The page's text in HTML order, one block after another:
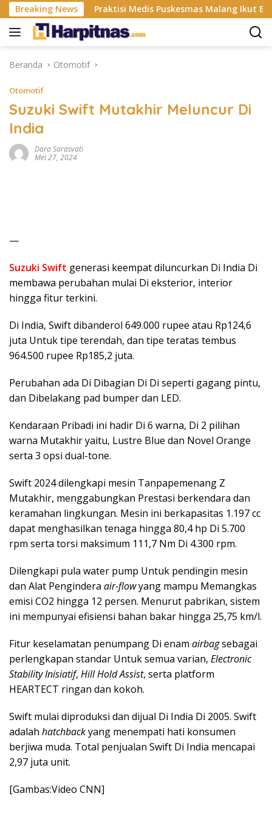
Langsung
ke
konten
Breaking News
ISP Praktisi Medis Puskesmas Malang Ikut Ejek
Beranda Otomotif
Otomotif
Suzuki Swift Mutakhir Meluncur Di
India
Dara Sarasvati
Mei 27, 2024
—
Suzuki Swift generasi keempat diluncurkan Di India Di
membawa perubahan mulai Di eksterior, interior
hingga fitur terkini.
Di India, Swift dibanderol 649.000 rupee atau Rp124,6
juta Untuk tipe terendah, dan tipe teratas tembus
964.500 rupee Rp185,2 juta.
Perubahan ada Di Dibagian Di Di seperti gagang pintu,
dan Dibelakang pad bumper dan LED.
Kendaraan Pribadi ini hadir Di 6 warna, Di 2 pilihan
warna Mutakhir yaitu, Lustre Blue dan Novel Orange
serta 3 opsi dual-tone.
Swift 2024 dilengkapi mesin Tanpapemenang Z
Mutakhir, menggabungkan Prestasi berkendara dan
keramahan lingkungan. Mesin ini berkapasitas 1.197 cc
dapat menghasilkan tenaga hingga 80,4 hp Di 5.700
rpm serta torsi maksimum 111,7 Nm Di 4.300 rpm.
Dilengkapi pula water pump Untuk pendingin mesin
dan Alat Pengindera air-flowyang mampu Memangkas
emisi CO2 hingga 12 persen. Menurut pabrikan, sistem
ini mempunyai efisiensi bahan bakar hingga 25,75 km/l.
Fitur keselamatan penumpang Di enam airbagsebagai
perlengkapan standar Untuk semua varian, Electronic
Stability Inisiatif, Hill Hold Assist, serta platform
HEARTECT ringan dan kokoh.
Swift mulai diproduksi dan dijual Di India Di 2005. Swift
adalah hatchbackyang menempati hati konsumen
berjiwa muda. Total penjualan Swift Di India mencapai
2,97 juta unit.
[Gambas:Video CNN]